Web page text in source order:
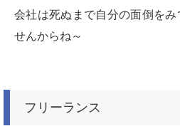
会社は死ぬまで自分の面倒を
せんからね～
フリーランス